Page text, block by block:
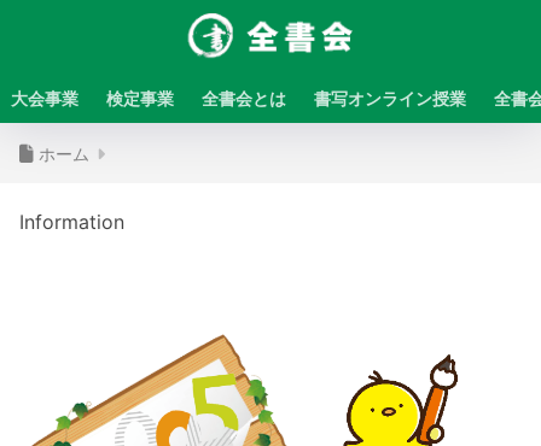
大会事業 検定事業 全書会とは 書写オンライン授業 全書
ホーム
Information